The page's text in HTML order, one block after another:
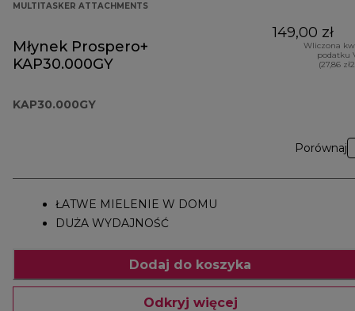
MULTITASKER ATTACHMENTS
Młynek Prospero+
KAP30.000GY
KAP30.000GY
149,00 zł
Wliczona
podatku
(27,86
Porównaj
ŁATWE MIELENIE W DOMU
DUŻA WYDAJNOŚĆ
Dodaj do koszyka
Odkryj więcej